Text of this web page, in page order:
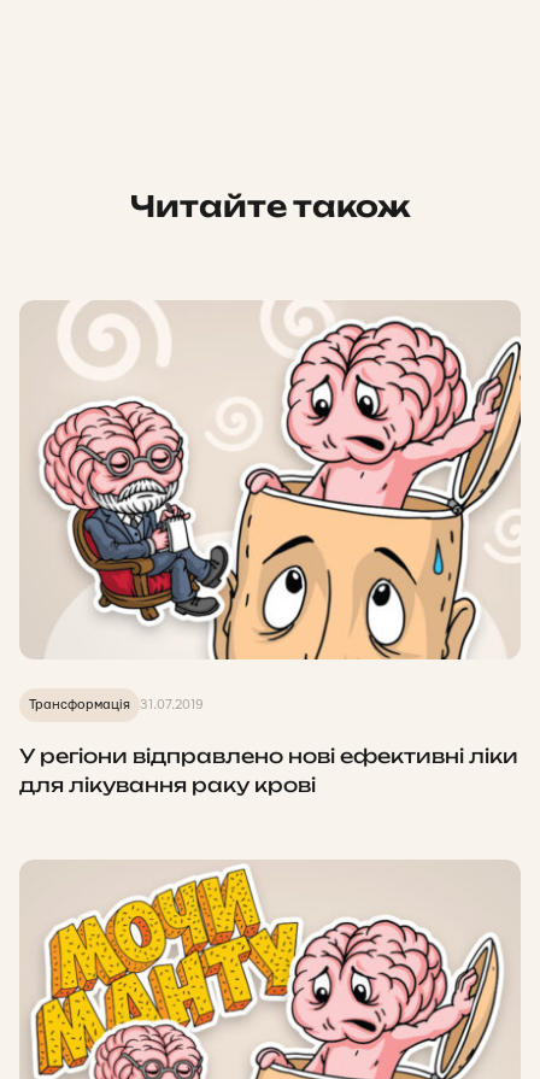
Читайте також
Трансформація 31.07.2019
У регіони відправлено нові ефективні ліки
для лікування раку крові